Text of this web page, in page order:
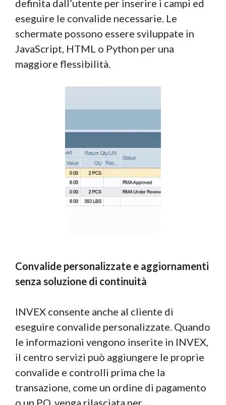
definita dall’utente per inserire i campi ed
eseguire le convalide necessarie. Le
schermate possono essere sviluppate in
JavaScript, HTML o Python per una
maggiore flessibilità.
Convalide personalizzate e aggiornamenti
senza soluzione di continuità
INVEX consente anche al cliente di
eseguire convalide personalizzate. Quando
le informazioni vengono inserite in INVEX,
il centro servizi può aggiungere le proprie
convalide e controlli prima che la
transazione, come un ordine di pagamento